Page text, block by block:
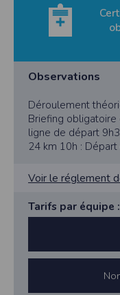
Observations
Déroulement
Briefing obligatoire
ligne de départ
24 km 10h :
Voir le réglement
Tarifs par équipe :
Payment
No payment is made
debit cards will be collected.